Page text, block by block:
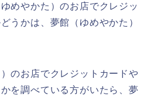
めやかた）のお店でクレジッ
うかは、夢館（ゆめやかた）
のお店でクレジットカードや
を調べている方がいたら、夢